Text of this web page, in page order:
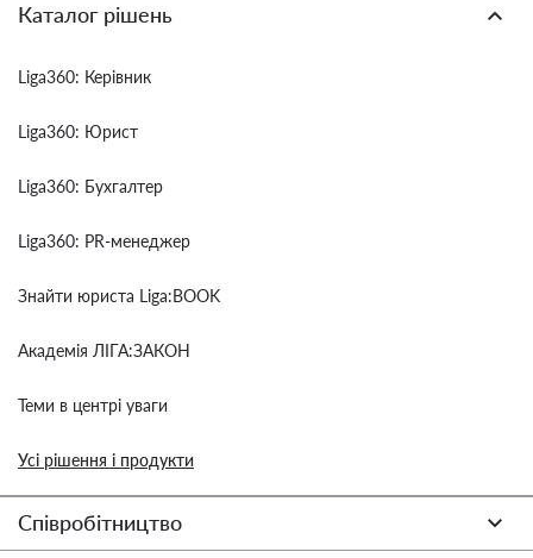
Каталог рішень
Liga360: Керівник
Liga360: Юрист
Liga360: Бухгалтер
Liga360: PR-менеджер
Знайти юриста Liga:BOOK
Академія ЛІГА:ЗАКОН
Теми в центрі уваги
Усі рішення і продукти
Співробітництво